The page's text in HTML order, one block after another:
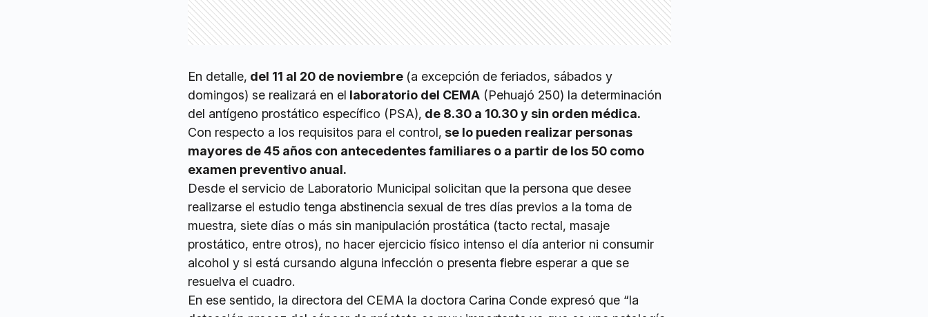
En detalle, del 11 al 20 de noviembre (a excepción de feriados, sábados y
domingos) se realizará en el laboratorio del CEMA (Pehuajó 250) la determinación
del antígeno prostático específico (PSA), de 8.30 a 10.30 y sin orden médica.
Con respecto a los requisitos para el control, se lo pueden realizar personas
mayores de 45 años con antecedentes familiares o a partir de los 50 como
examen preventivo anual.
Desde el servicio de Laboratorio Municipal solicitan que la persona que desee
realizarse el estudio tenga abstinencia sexual de tres días previos a la toma de
muestra, siete días o más sin manipulación prostática (tacto rectal, masaje
prostático, entre otros), no hacer ejercicio físico intenso el día anterior ni consumir
alcohol y si está cursando alguna infección o presenta fiebre esperar a que se
resuelva el cuadro.
En ese sentido, la directora del CEMA la doctora Carina Conde expresó que “la